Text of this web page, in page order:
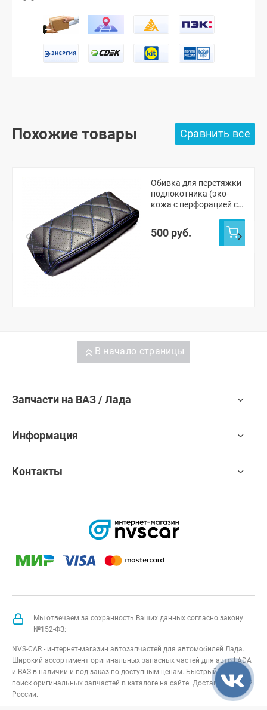
Похожие товары
Обивка для перетяжки
подлокотника (эко-
кожа с перфорацией с
"Ромбы" Лада Приора
500 руб.
В начало страницы
Запчасти на ВАЗ / Лада
Информация
Контакты
Мы отвечаем за сохранность Ваших данных согласно закону
№152-ФЗ:
NVS-CAR - интернет-магазин автозапчастей для автомобилей Лада.
Широкий ассортимент оригинальных запасных частей для авто LADA
и ВАЗ в наличии и под заказ по доступным ценам. Быстрый подбор и
поиск оригинальных запчастей в каталоге на сайте. Доставка по всей
России.